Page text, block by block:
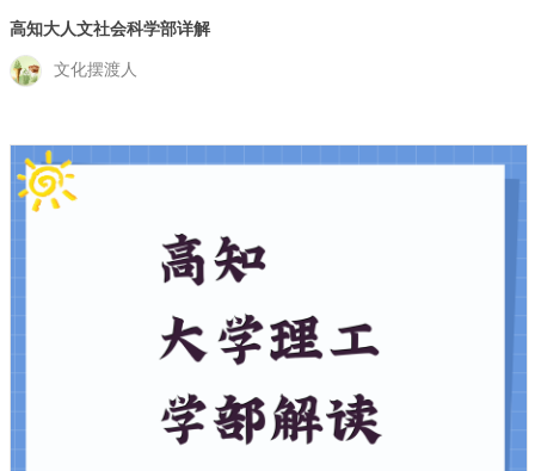
高知大人文社会科学部详解
文化摆渡人